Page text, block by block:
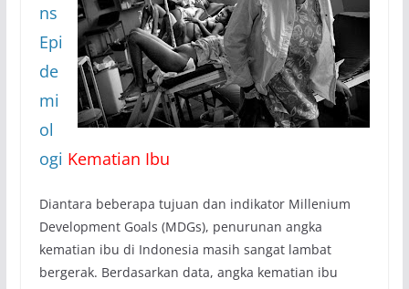
ns
Epi
de
mi
ol
ogi Kematian Ibu
Diantara beberapa tujuan dan indikator Millenium
Development Goals (MDGs), penurunan angka
kematian ibu di Indonesia masih sangat lambat
bergerak. Berdasarkan data, angka kematian ibu